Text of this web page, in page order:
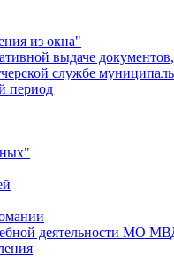
из окна"
выдаче
службе
период
деятельности МО